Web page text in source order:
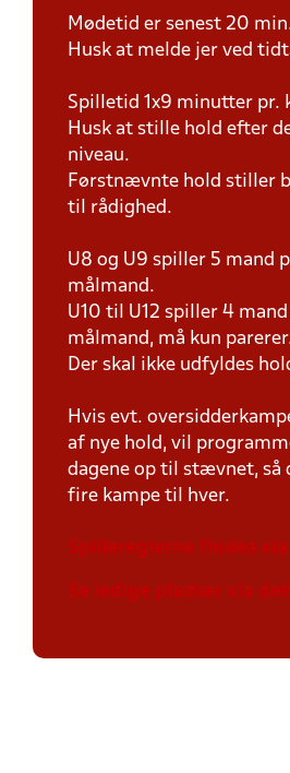
Mødetid er senest 20
Husk at melde jer ved
Spilletid 1x9 minutter pr.
Husk at stille hold efter
niveau.
Førstnævnte hold stiller
til rådighed.
U8 og U9 spiller 5 mand
målmand.
U10 til U12 spiller 4
målmand, må kun
Der skal ikke udfyldes
Hvis evt.
af nye hold, vil
dagene op til stævnet, så
fire kampe til hver.
Spillereglerne findes
Se ledige pladser via